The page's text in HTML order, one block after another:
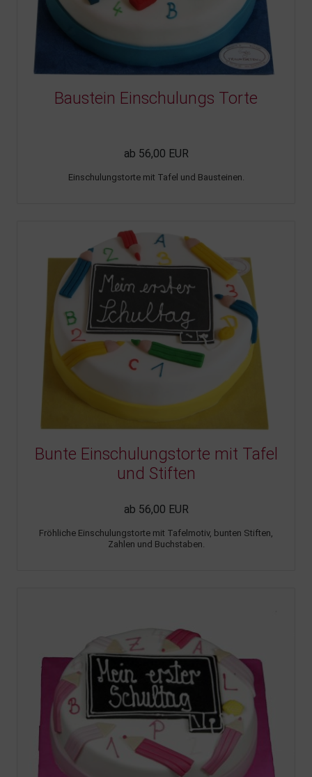
Baustein Einschulungs Torte
ab 56,00 EUR
Einschulungstorte mit Tafel und Bausteinen.
Bunte Einschulungstorte mit Tafel
und Stiften
ab 56,00 EUR
Fröhliche Einschulungstorte mit Tafelmotiv, bunten Stiften,
Zahlen und Buchstaben.